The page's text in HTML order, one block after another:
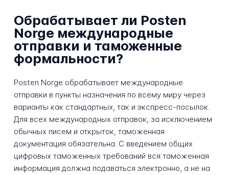
Обрабатывает ли Posten
Norge международные
отправки и таможенные
формальности?
Posten Norge обрабатывает международные
отправки в пункты назначения по всему миру через
варианты как стандартных, так и экспресс-посылок.
Для всех международных отправок, за исключением
обычных писем и открыток, таможенная
документация обязательна. С введением общих
цифровых таможенных требований вся таможенная
информация должна подаваться электронно, а не на